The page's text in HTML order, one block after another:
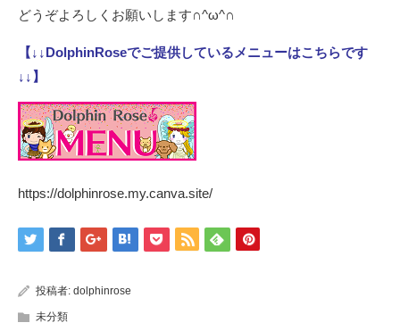
どうぞよろしくお願いします∩^ω^∩
【↓↓DolphinRoseでご提供しているメニューはこちらです
↓↓】
https://dolphinrose.my.canva.site/
投稿者: dolphinrose
未分類